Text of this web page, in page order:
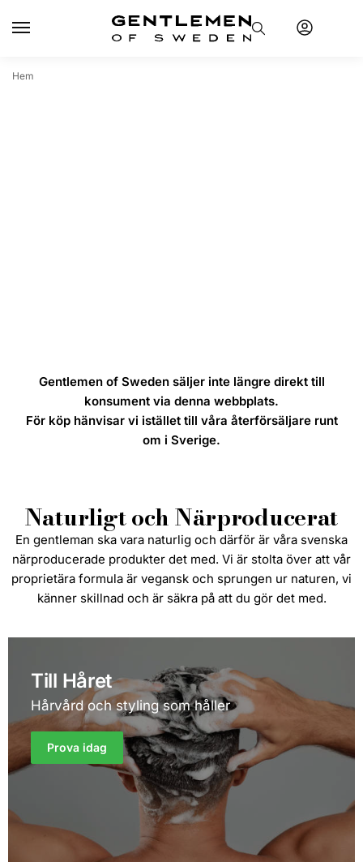
Hem
Gentlemen of Sweden säljer inte längre direkt till
konsument via denna webbplats.
För köp hänvisar vi istället till våra återförsäljare runt
om i Sverige.
Naturligt och Närproducerat
En gentleman ska vara naturlig och därför är våra svenska
närproducerade produkter det med. Vi är stolta över att vår
proprietära formula är vegansk och sprungen ur naturen, vi
känner skillnad och är säkra på att du gör det med.
Till Håret
Hårvård och styling som håller
Prova idag